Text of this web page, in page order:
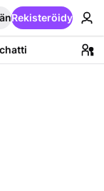
Rekisteröidy